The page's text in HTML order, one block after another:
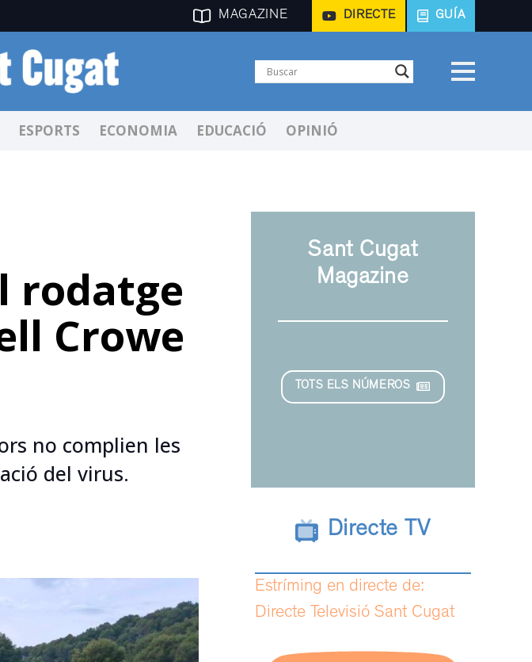
MAGAZINE DIRECTE GUÍA
ESPORTS ECONOMIA EDUCACIÓ OPINIÓ
rodatge
Crowe
no complien les
del virus.
Sant Cugat
Magazine
TOTS ELS NÚMEROS
Directe TV
Estríming en directe de:
Directe Televisió Sant Cugat